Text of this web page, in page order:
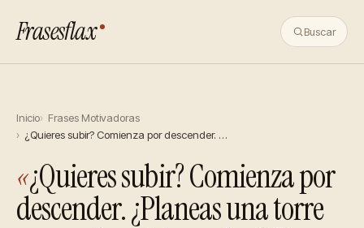
Frasesflax Buscar
Inicio
Frases Motivadoras
¿Quieres subir? Comienza por descender. …
«¿Quieres subir? Comienza por
descender. ¿Planeas una torre